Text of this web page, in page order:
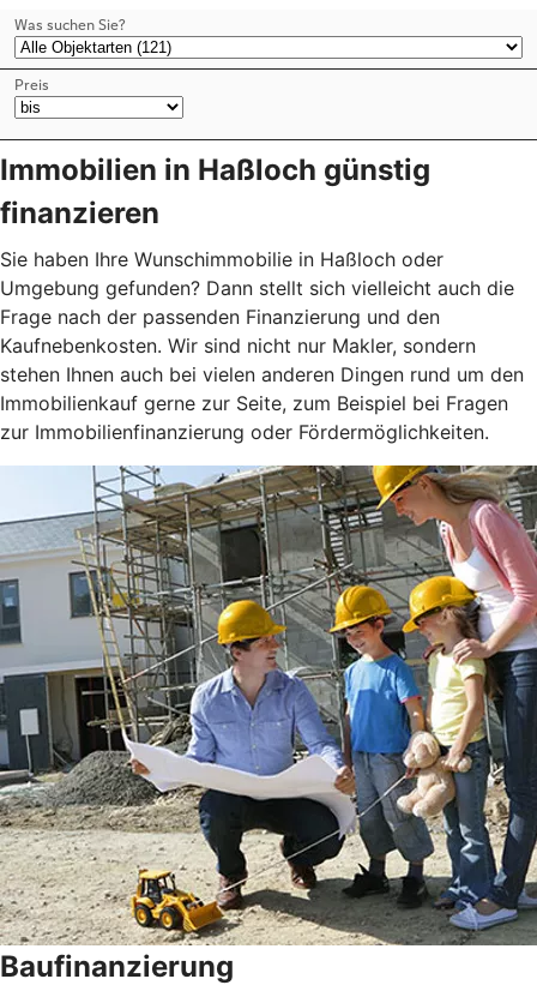
Immobilien in Haßloch günstig
finanzieren
Sie haben Ihre Wunschimmobilie in Haßloch oder
Umgebung gefunden? Dann stellt sich vielleicht auch die
Frage nach der passenden Finanzierung und den
Kaufnebenkosten. Wir sind nicht nur Makler, sondern
stehen Ihnen auch bei vielen anderen Dingen rund um den
Immobilienkauf gerne zur Seite, zum Beispiel bei Fragen
zur Immobilienfinanzierung oder Fördermöglichkeiten.
Baufinanzierung